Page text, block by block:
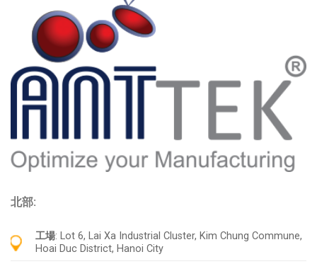
北部:
工場: Lot 6, Lai Xa Industrial Cluster, Kim Chung Commune,
Hoai Duc District, Hanoi City